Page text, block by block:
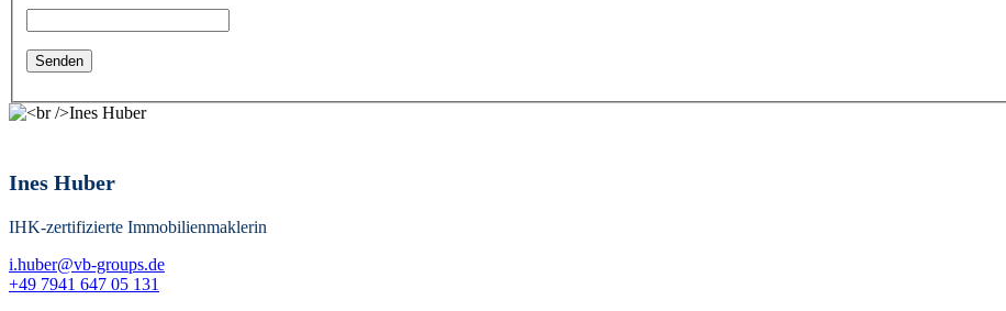
Ines Huber
IHK-zertifizierte Immobilienmaklerin
i.huber@vb-groups.de
+49 7941 647 05 131